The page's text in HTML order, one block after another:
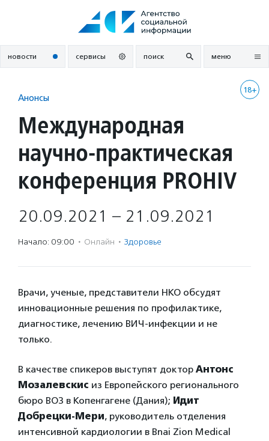
новости сервисы поиск меню
18+
Анонсы
Международная
научно-практическая
конференция PROHIV
20.09.2021 – 21.09.2021
Начало: 09:00 · Онлайн · Здоровье
Врачи, ученые, представители НКО обсудят
инновационные решения по профилактике,
диагностике, лечению ВИЧ-инфекции и не
только.
В качестве спикеров выступят доктор Антонс
Мозалевскис из Европейского регионального
бюро ВОЗ в Копенгагене (Дания); Идит
Добрецки-Мери, руководитель отделения
интенсивной кардиологии в Bnai Zion Medical